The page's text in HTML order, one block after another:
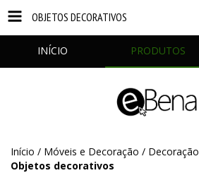
OBJETOS DECORATIVOS
INÍCIO PRODUTOS
Início / Móveis e Decoração / Decoração
Objetos decorativos